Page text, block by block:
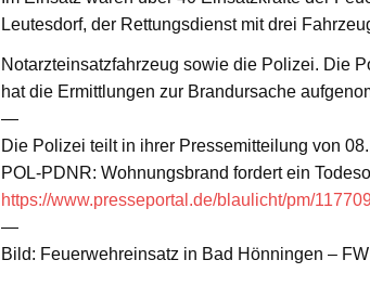
Leutesdorf, der Rettungsdienst mit drei
Notarzteinsatzfahrzeug sowie die Polizei. Die
hat die Ermittlungen zur Brandursache
—
Die Polizei teilt in ihrer Pressemitteilung von
POL-PDNR: Wohnungsbrand fordert ein
https://www.presseportal.de/blaulicht/pm/
—
Bild: Feuerwehreinsatz in Bad Hönningen –